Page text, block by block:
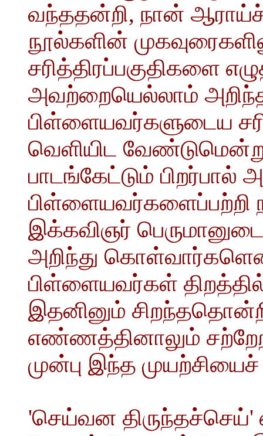
வந்ததன்றி, நான்
நூல்களின்
சரித்திரப்பகுதிகளை
அவற்றையெல்லாம்
பிள்ளையவர்களுடைய
வெளியிட வேண்டுமென்று
பாடங்கேட்டும்
பிள்ளையவர்களைப்பற்றி
இக்கவிஞர்
அறிந்து
பிள்ளையவர்கள்
இதனினும்
எண்ணத்தினாலும்
முன்பு இந்த
'செய்வன திருந்தச்செய்'